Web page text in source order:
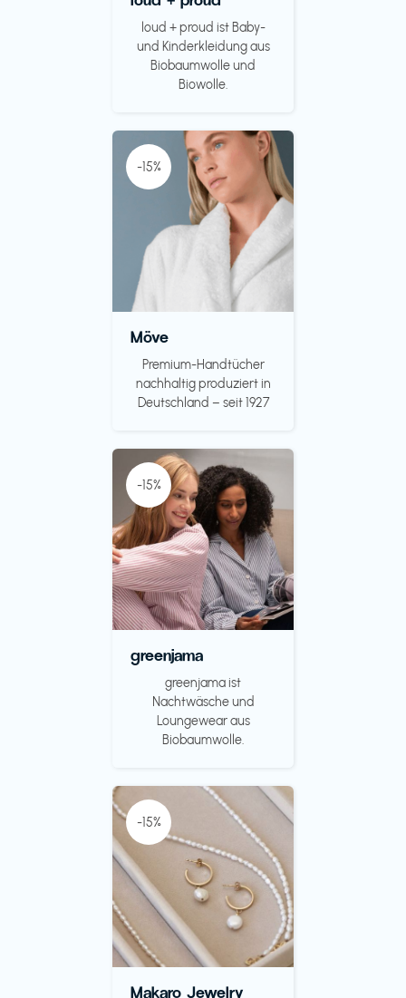
loud + proud ist Baby-
und Kinderkleidung aus
Biobaumwolle und
Biowolle.
-15%
Möve
Premium-Handtücher
nachhaltig produziert in
Deutschland – seit 1927
-15%
greenjama
greenjama ist
Nachtwäsche und
Loungewear aus
Biobaumwolle.
-15%
Makaro Jewelry